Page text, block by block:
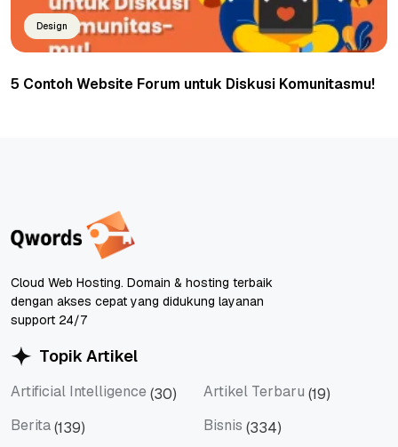
Design
5 Contoh Website Forum untuk Diskusi Komunitasmu!
Cloud Web Hosting. Domain & hosting terbaik
dengan akses cepat yang didukung layanan
support 24/7
Topik Artikel
Artificial Intelligence (30) Artikel Terbaru (19)
Berita(139) Bisnis (334)